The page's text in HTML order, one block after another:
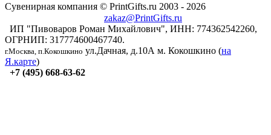
Сувенирная компания © PrintGifts.ru 2003 - 2026
zakaz@PrintGifts.ru
ИП "Пивоваров Роман Михайлович", ИНН: 774362542260,
ОГРНИП: 317774600467740.
г.Москва, п.Кокошкино ул.Дачная, д.10А м. Кокошкино (на
Я.карте)
+7 (495) 668-63-62